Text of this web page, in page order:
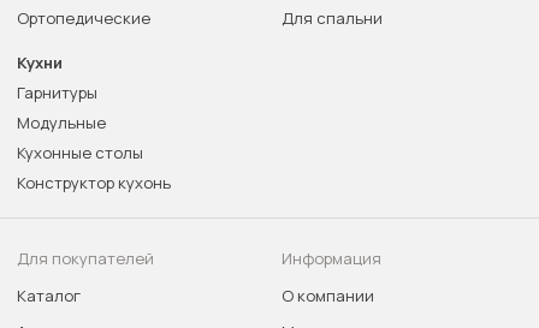
Ортопедические
Для спальни
Кухни
Гарнитуры
Модульные
Кухонные столы
Конструктор кухонь
Для покупателей
Каталог
Информация
О компании